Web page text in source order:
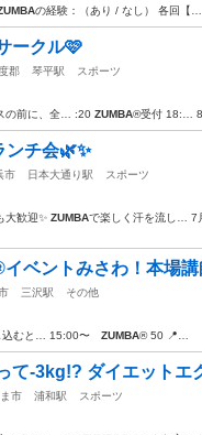
の経験：（あり / なし） 各回【…
ークル🩷
郡 琴平駅
スポーツ
の前に、全… :20 ZUMBA®︎受付 18:…
チ会🌿✨
市 日本大通り駅
スポーツ
歓迎✨ ZUMBAで楽しく汗を流し… 7
ベントみさわ！本場
三沢駅
その他
込むと… 15:00〜 ZUMBA®︎ 50 📍…
て-3kg!? ダイエットエ
市 浦和駅
スポーツ